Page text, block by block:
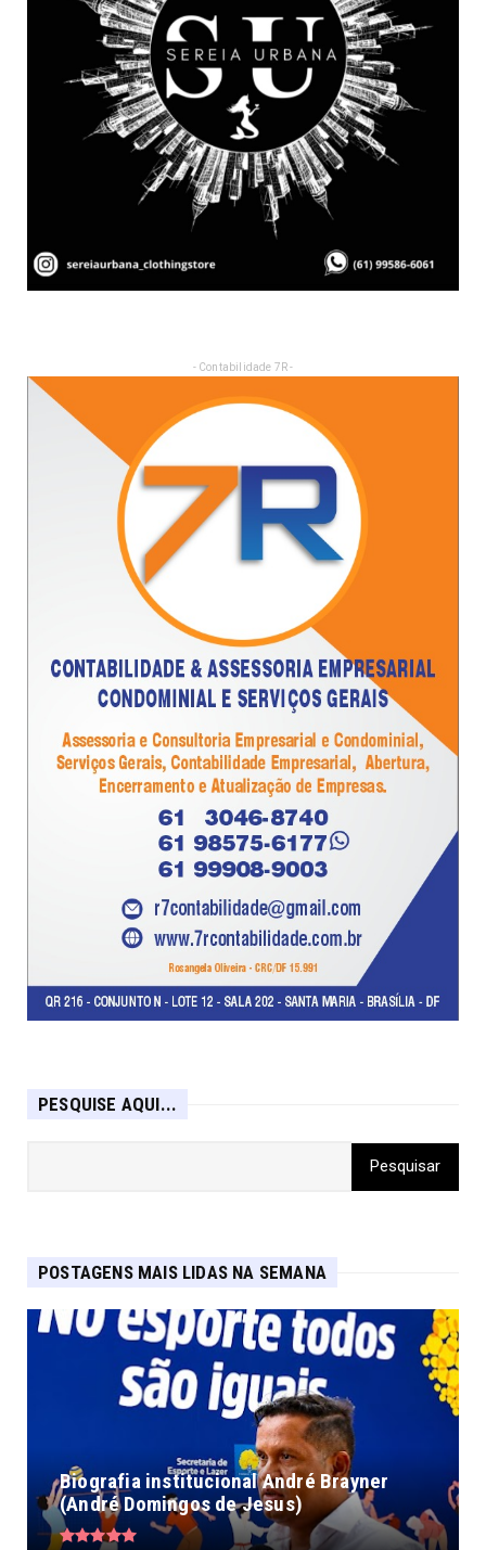
- Contabilidade 7R -
PESQUISE AQUI...
POSTAGENS MAIS LIDAS NA SEMANA
Biografia institucional André Brayner
(André Domingos de Jesus)